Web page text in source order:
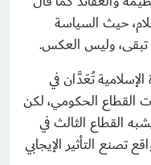
حيث السياسة
تبقى، وليس العكس.
تُعَدَّان في
القطاع الحكومي، لكن
القطاع الثالث في
تصنع التأثير الإيجابي